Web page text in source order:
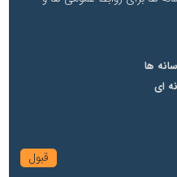
ها
ای